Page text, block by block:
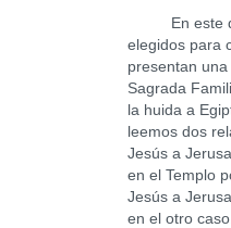
En este
elegidos para
presentan
Sagrada
la huida a
leemos dos
Jesús a
en el Templo
Jesús a
en el otro